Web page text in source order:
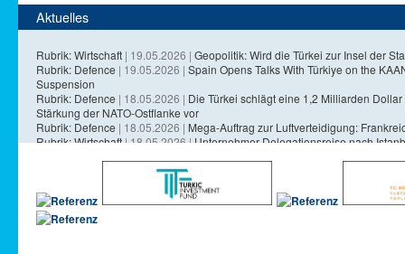
Aktuelles
Rubrik: Wirtschaft | 19.05.2026 | Geopolitik: Wird die Türkei zur Insel der
Rubrik: Defence | 19.05.2026 | Spain Opens Talks With Türkiye on the
Suspension
Rubrik: Defence | 18.05.2026 | Die Türkei schlägt eine 1,2 Milliarden
Stärkung der NATO-Ostflanke vor
Rubrik: Defence | 18.05.2026 | Mega-Auftrag zur Luftverteidigung:
Rubrik: Wirtschaft| 18.05.2026 |Unternehmer-Delegationsreise nach